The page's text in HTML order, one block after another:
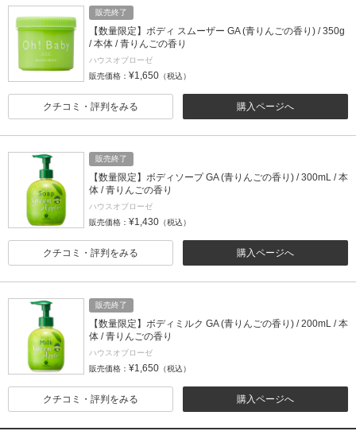
販売終了
【数量限定】ボディ スムーザー GA (青りんごの香り) / 350g
/ 本体 / 青りんごの香り
ハウスオブローゼ
販売価格： ¥1,650 （税込）
購入ページへ
クチコミ・評判をみる
販売終了
【数量限定】ボディソープ GA (青りんごの香り) / 300mL / 本
体 / 青りんごの香り
ハウスオブローゼ
販売価格： ¥1,430 （税込）
購入ページへ
クチコミ・評判をみる
販売終了
【数量限定】ボディミルク GA (青りんごの香り) / 200mL / 本
体 / 青りんごの香り
ハウスオブローゼ
販売価格： ¥1,650 （税込）
購入ページへ
クチコミ・評判をみる